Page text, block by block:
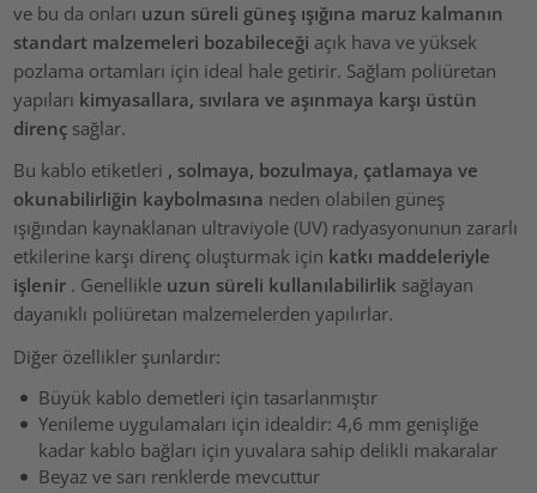
ve bu da onları uzun süreli güneş ışığına maruz kalmanın
standart malzemeleri bozabileceği açık hava ve yüksek
pozlama ortamları için ideal hale getirir. Sağlam poliüretan
yapıları kimyasallara, sıvılara ve aşınmaya karşı üstün
direnç sağlar.
Bu kablo etiketleri , solmaya, bozulmaya, çatlamaya ve
okunabilirliğin kaybolmasına neden olabilen güneş
ışığından kaynaklanan ultraviyole (UV) radyasyonunun zararlı
etkilerine karşı direnç oluşturmak için katkı maddeleriyle
işlenir . Genellikle uzun süreli kullanılabilirlik sağlayan
dayanıklı poliüretan malzemelerden yapılırlar.
Diğer özellikler şunlardır:
Büyük kablo demetleri için tasarlanmıştır
Yenileme uygulamaları için idealdir: 4,6 mm genişliğe
kadar kablo bağları için yuvalara sahip delikli makaralar
Beyaz ve sarı renklerde mevcuttur